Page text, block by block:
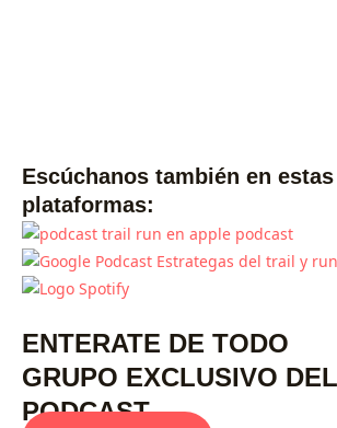
Escúchanos también en estas
plataformas:
ENTERATE DE TODO
GRUPO EXCLUSIVO DEL
PODCAST